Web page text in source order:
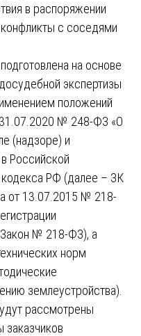
в распоряжении
с соседями
на основе
экспертизы
положений
№ 248-ФЗ «О
(надзоре) и
Российской
РФ (далее – ЗК
от 13.07.2015 № 218-
№ 218-ФЗ), а
норм
землеустройства).
рассмотрены
заказчиков